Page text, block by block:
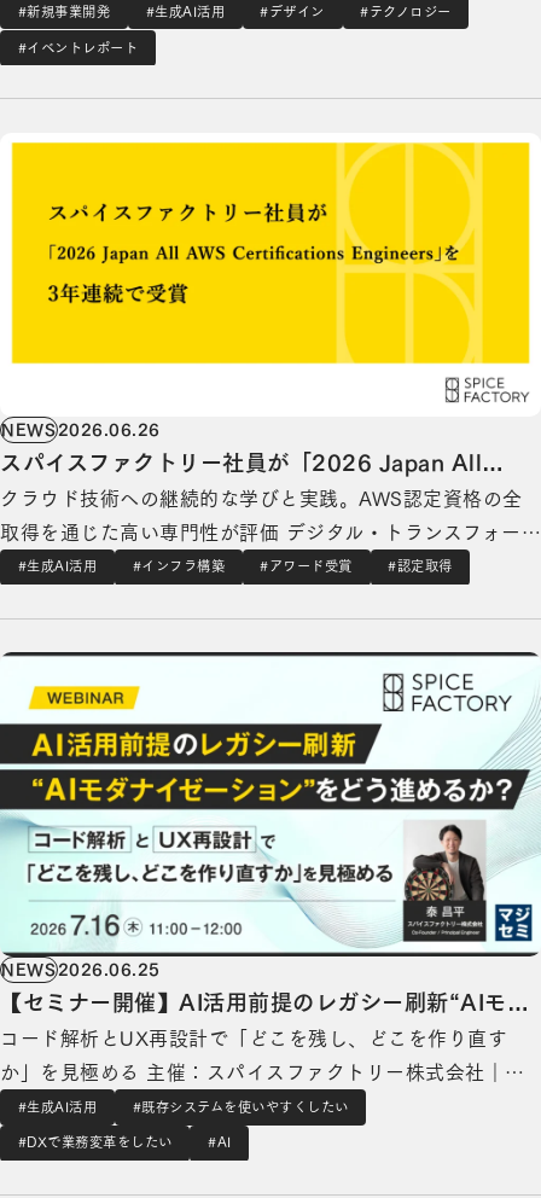
「10th Anniversary Event」を開催しました。Day2は、取
引先やパートナー企業など、社外のステークホルダーを招い
#新規事業開発 #生成AI活用 #デザイン #テクノロジー
#イベントレポート
NEWS2026.06.26
スパイスファクトリー社員が「2026 Japan All
AWS Certifications Engineers」を3年連続で受賞
クラウド技術への継続的な学びと実践。AWS認定資格の全
取得を通じた高い専門性が評価 デジタル・トランスフォー
メーションを支援するスパイスファクトリー株式会社（本
#生成AI活用 #インフラ構築 #アワード受賞 #認定取得
NEWS2026.06.25
【セミナー開催】AI活用前提のレガシー刷新“AIモダ
ナイゼーション”をどう進めるか？
コード解析とUX再設計で「どこを残し、どこを作り直す
か」を見極める 主催：スパイスファクトリー株式会社｜協
力：マジセミ株式会社 デジタル・トランスフォーメーショ
ンを支援するスパイスファクトリー株式会社（本社：東京都
#生成AI活用 #既存システムを使いやすくしたい
#DXで業務変革をしたい #AI